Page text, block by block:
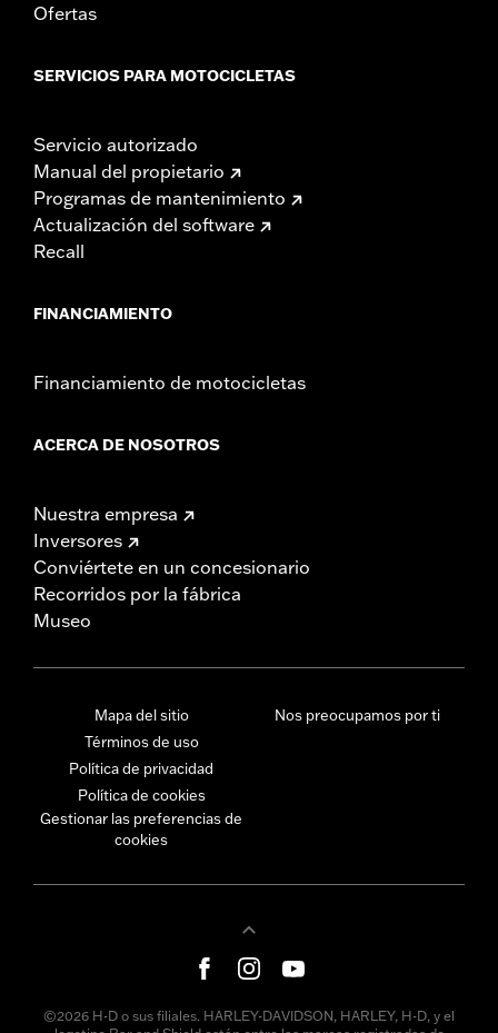
Ofertas
SERVICIOS PARA MOTOCICLETAS
Servicio autorizado
Manual del propietario
Programas de mantenimiento
Actualización del software
Recall
FINANCIAMIENTO
Financiamiento de motocicletas
ACERCA DE NOSOTROS
Nuestra empresa
Inversores
Conviértete en un concesionario
Recorridos por la fábrica
Museo
Mapa del sitio
Términos de uso
Política de privacidad
Política de cookies
Gestionar las preferencias de
cookies
Nos preocupamos por ti
©2026 H-D o sus filiales. HARLEY-DAVIDSON, HARLEY, H-D, y el